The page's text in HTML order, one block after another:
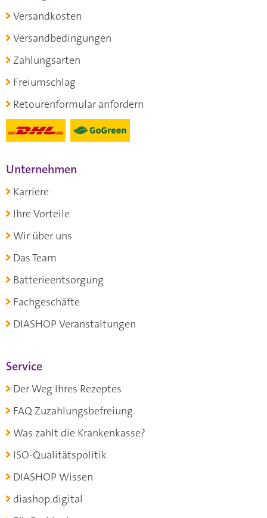
Versandkosten
Versandbedingungen
Zahlungsarten
Freiumschlag
Retourenformular anfordern
Unternehmen
Karriere
Ihre Vorteile
Wir über uns
Das Team
Batterieentsorgung
Fachgeschäfte
DIASHOP Veranstaltungen
Service
Der Weg Ihres Rezeptes
FAQ Zuzahlungsbefreiung
Was zahlt die Krankenkasse?
ISO-Qualitätspolitik
DIASHOP Wissen
diashop.digital